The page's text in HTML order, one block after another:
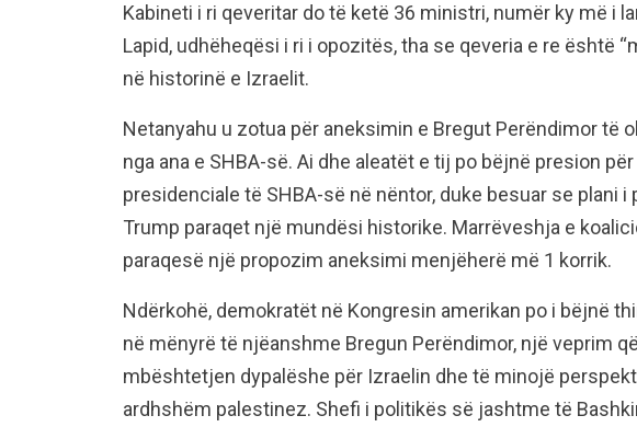
Kabineti i ri qeveritar do të ketë 36 ministri, numër ky më i
Lapid, udhëheqësi i ri i opozitës, tha se qeveria e re është
në historinë e Izraelit.
Netanyahu u zotua për aneksimin e Bregut Perëndimor të
nga ana e SHBA-së. Ai dhe aleatët e tij po bëjnë presion
presidenciale të SHBA-së në nëntor, duke besuar se plani i
Trump paraqet një mundësi historike. Marrëveshja e
paraqesë një propozim aneksimi menjëherë më 1 korrik.
Ndërkohë, demokratët në Kongresin amerikan po i bëjnë
në mënyrë të njëanshme Bregun Perëndimor, një veprim
mbështetjen dypalëshe për Izraelin dhe të minojë
ardhshëm palestinez. Shefi i politikës së jashtme të